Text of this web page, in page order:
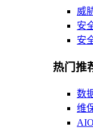
威
安
安
热门推
数
维